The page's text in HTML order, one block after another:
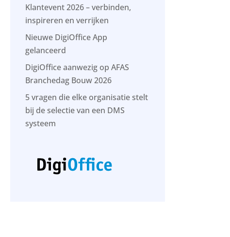
Klantevent 2026 – verbinden,
inspireren en verrijken
Nieuwe DigiOffice App
gelanceerd
DigiOffice aanwezig op AFAS
Branchedag Bouw 2026
5 vragen die elke organisatie stelt
bij de selectie van een DMS
systeem